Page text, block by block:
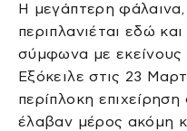
Η μεγάπτερη φάλαινα,
περιπλανιέται εδώ
σύμφωνα με
Εξόκειλε στις 23
περίπλοκη
έλαβαν μέρος ακόμη